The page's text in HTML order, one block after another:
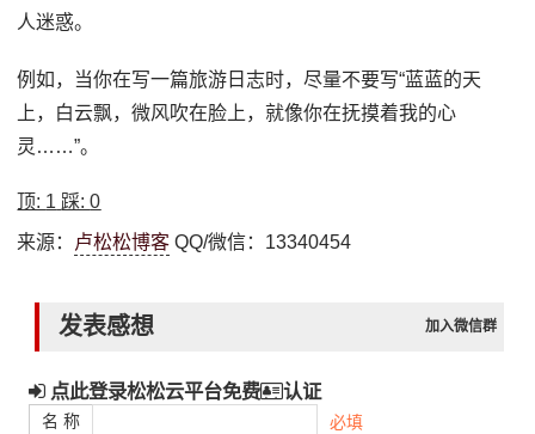
人迷惑。
例如，当你在写一篇旅游日志时，尽量不要写“蓝蓝的天
上，白云飘，微风吹在脸上，就像你在抚摸着我的心
灵……”。
顶: 1 踩:0
来源： 卢松松博客 QQ/微信：13340454
发表感想 加入微信群
点此登录松松云平台免费 认证
名 称 必填